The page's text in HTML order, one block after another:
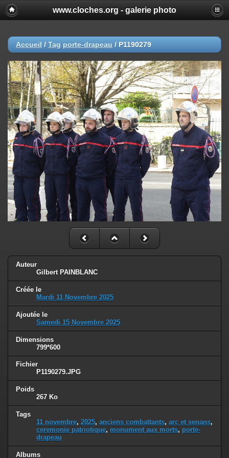
www.cloches.org - galerie photo
Accueil / Tag porte-drapeau / P1190279
Auteur
Gilbert PAINBLANC
Créée le
Mardi 11 Novembre 2025
Ajoutée le
Samedi 15 Novembre 2025
Dimensions
799*600
Fichier
P1190279.JPG
Poids
267 Ko
Tags
11 novembre, 2025, anciens combattants, arc et senans,
ceremonie patriotique, monument aux morts, porte-
drapeau
Albums